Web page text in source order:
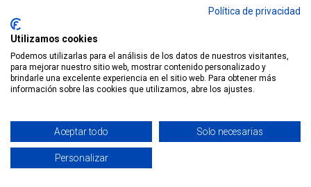
HOOD BRANDING
Política de privacidad
Utilizamos cookies
Podemos utilizarlas para el análisis de los datos de nuestros visitantes,
para mejorar nuestro sitio web, mostrar contenido personalizado y
brindarle una excelente experiencia en el sitio web. Para obtener más
información sobre las cookies que utilizamos, abre los ajustes.
Aceptar todo Solo necesarias
Personalizar